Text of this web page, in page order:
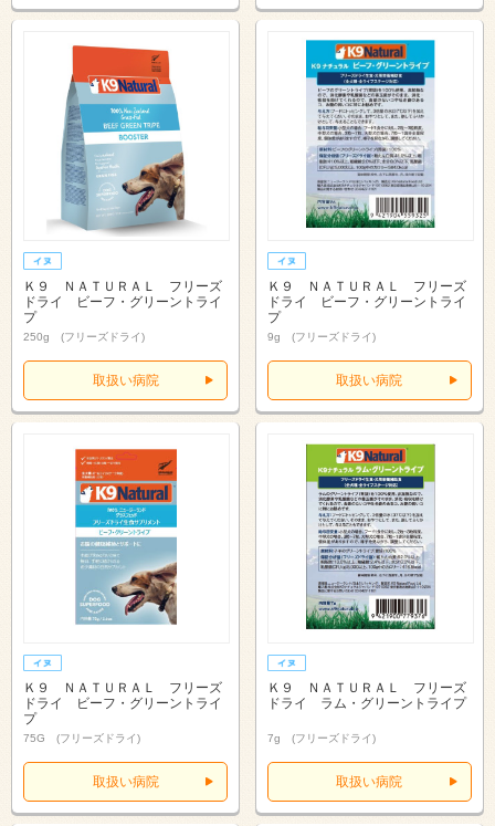
Ｋ９ ＮＡＴＵＲＡＬ フリーズ
ドライ ビーフ・グリーントライ
プ
250g (フリーズドライ)
取扱い病院
Ｋ９ ＮＡＴＵＲＡＬ フリーズ
ドライ ビーフ・グリーントライ
プ
9g (フリーズドライ)
取扱い病院
Ｋ９ ＮＡＴＵＲＡＬ フリーズ
ドライ ビーフ・グリーントライ
プ
75G (フリーズドライ)
取扱い病院
Ｋ９ ＮＡＴＵＲＡＬ フリーズ
ドライ ラム・グリーントライプ
7g (フリーズドライ)
取扱い病院